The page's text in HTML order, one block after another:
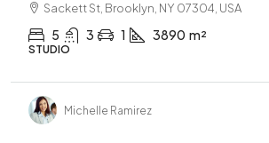
Sackett St, Brooklyn, NY 07304, USA
5 3 1 3890 m²
STUDIO
Michelle Ramirez